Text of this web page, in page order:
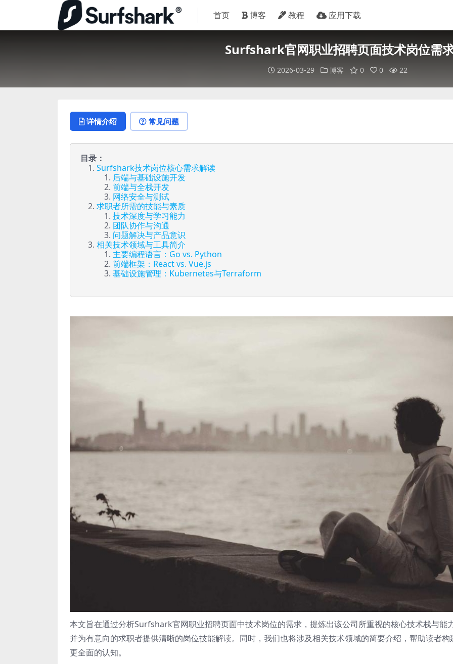
首页 博客 教程 应用下载
Surfshark官网职业招聘页面技术岗位需
2026-03-29 博客 0 0 22
详情介绍 常见问题
目录：
Surfshark技术岗位核心需求解读
后端与基础设施开发
前端与全栈开发
网络安全与测试
求职者所需的技能与素质
技术深度与学习能力
团队协作与沟通
问题解决与产品意识
相关技术领域与工具简介
主要编程语言：Go vs. Python
前端框架：React vs. Vue.js
基础设施管理：Kubernetes与Terraform
本文旨在通过分析Surfshark官网职业招聘页面中技术岗位的需求，提炼出该公司所重视的核心技术栈与能
并为有意向的求职者提供清晰的岗位技能解读。同时，我们也将涉及相关技术领域的简要介绍，帮助读者构
更全面的认知。